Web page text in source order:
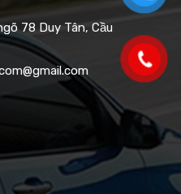
78 Duy Tân, Cầu